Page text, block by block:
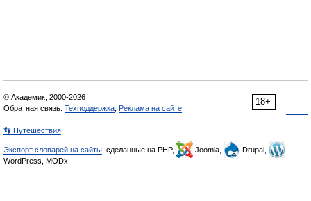
18+
© Академик, 2000-2026
Обратная связь: Техподдержка Реклама на сайте
👣 Путешествия
Экспорт словарей на сайты , сделанные на PHP, Joomla,
Drupal,
WordPress, MODx.